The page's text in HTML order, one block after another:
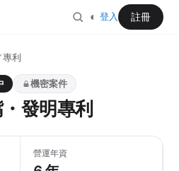
◐ 登入 註冊
利
機密案件
發明專利
營運年資